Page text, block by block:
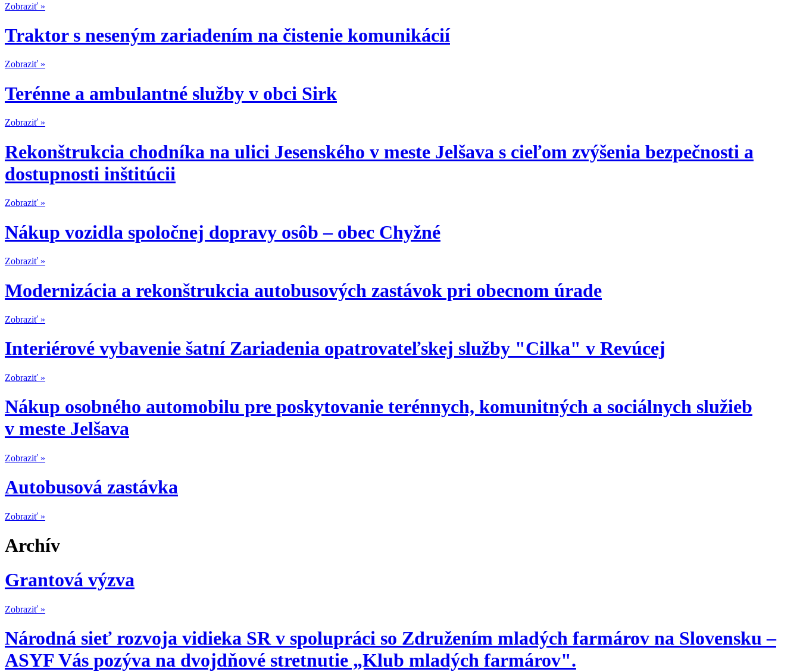
Zobraziť »
Traktor s neseným zariadením na čistenie komunikácií
Zobraziť »
Terénne a ambulantné služby v obci Sirk
Zobraziť »
Rekonštrukcia chodníka na ulici Jesenského v meste Jelšava s cieľom zvýšenia bezpečnosti a
dostupnosti inštitúcii
Zobraziť »
Nákup vozidla spoločnej dopravy osôb – obec Chyžné
Zobraziť »
Modernizácia a rekonštrukcia autobusových zastávok pri obecnom úrade
Zobraziť »
Interiérové vybavenie šatní Zariadenia opatrovateľskej služby "Cilka" v Revúcej
Zobraziť »
Nákup osobného automobilu pre poskytovanie terénnych, komunitných a sociálnych služieb
v meste Jelšava
Zobraziť »
Autobusová zastávka
Zobraziť »
Archív
Grantová výzva
Zobraziť »
Národná sieť rozvoja vidieka SR v spolupráci so Združením mladých farmárov na Slovensku –
ASYF Vás pozýva na dvojdňové stretnutie „Klub mladých farmárov".